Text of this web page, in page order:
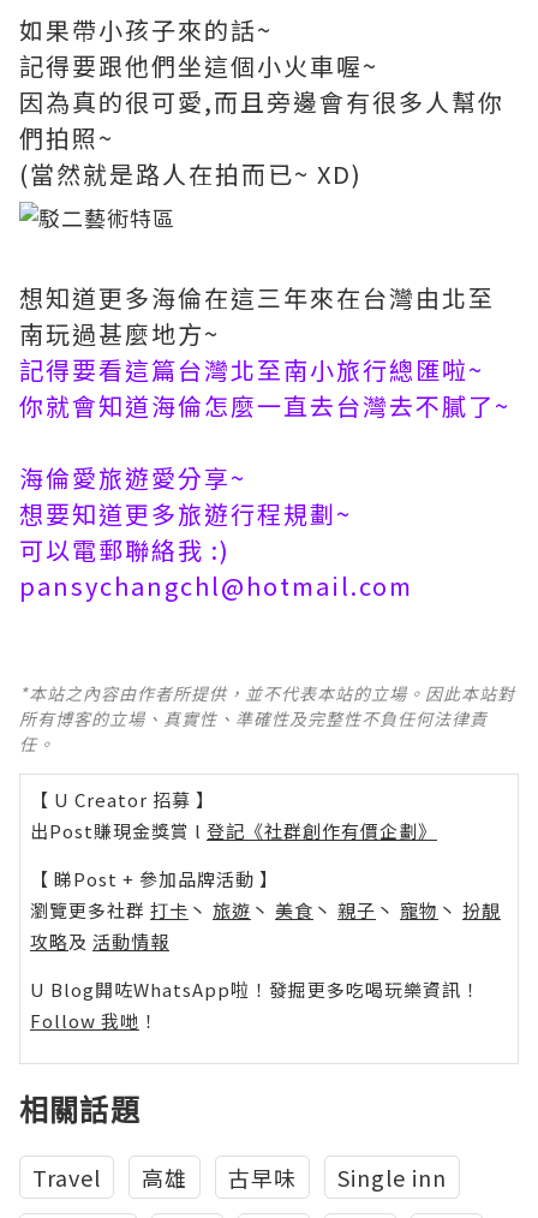
如果帶小孩子來的話~
記得要跟他們坐這個小火車喔~
因為真的很可愛,而且旁邊會有很多人幫你
們拍照~
(當然就是路人在拍而已~ XD)
想知道更多海倫在這三年來在台灣由北至
南玩過甚麼地方~
記得要看這篇台灣北至南小旅行總匯啦~
你就會知道海倫怎麼一直去台灣去不膩了~
海倫愛旅遊愛分享~
想要知道更多旅遊行程規劃~
可以電郵聯絡我 :)
pansychangchl@hotmail.com
*本站之內容由作者所提供，並不代表本站的立場。因此本站對
所有博客的立場、真實性、準確性及完整性不負任何法律責
任。
【 U Creator 招募 】
出Post賺現金獎賞 l 登記《社群創作有價企劃》
【 睇Post + 參加品牌活動 】
瀏覽更多社群 打卡 丶 旅遊 丶 美食 丶 親子 丶 寵物 丶 扮靚
攻略及 活動情報
U Blog開咗WhatsApp啦！發掘更多吃喝玩樂資訊！
Follow 我哋 ！
相關話題
Travel 高雄 古早味
Single inn